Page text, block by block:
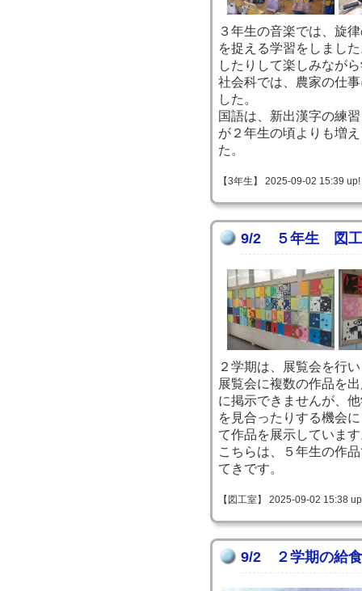
３年生の音楽では、旋
を捉える学習をしまし
したりして楽しみなが
社会科では、農家の仕
した。
国語は、新出漢字の練
が２年生の頃よりも増
た。
【3年生】 2025-09-02 15:39 up!
9/2 ５年生 図工
２学期は、展覧会を行
展覧会に複数の作品を
に掲示できませんが、
を見合ったりする機会
て作品を展示していま
こちらは、５年生の作
てきです。
【図工室】 2025-09-02 15:38
9/2 ２学期の給